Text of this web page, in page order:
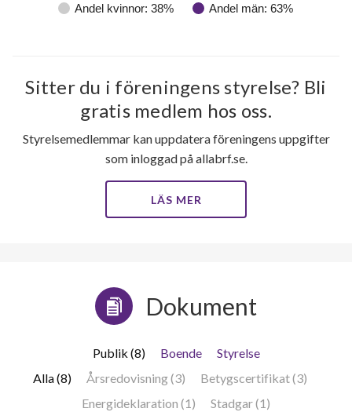
Andel kvinnor: 38% Andel män: 63%
Sitter du i föreningens styrelse? Bli
gratis medlem hos oss.
Styrelsemedlemmar kan uppdatera föreningens uppgifter
som inloggad på allabrf.se.
LÄS MER
Dokument
Publik (8) Boende
Styrelse
Alla (8)
Årsredovisning (3)
Betygscertifikat (3)
Energideklaration (1)
Stadgar (1)